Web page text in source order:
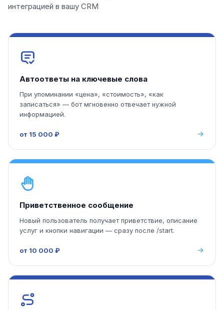
интеграцией в вашу CRM
Автоответы на ключевые слова
При упоминании «цена», «стоимость», «как
записаться» — бот мгновенно отвечает нужной
информацией.
от 15 000 ₽
Приветственное сообщение
Новый пользователь получает приветствие, описание
услуг и кнопки навигации — сразу после /start.
от 10 000 ₽